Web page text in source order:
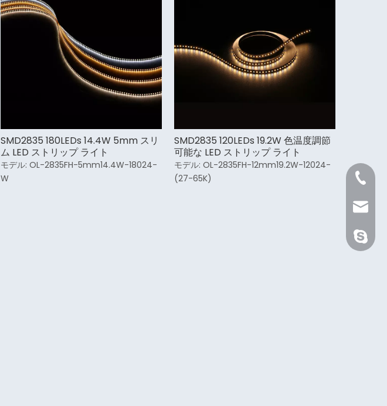
SMD2835 180LEDs 14.4W 5mm スリ
ム LED ストリップ ライト
モデル: OL-2835FH-5mm14.4W-18024-
W
SMD2835 120LEDs 19.2W 色温度調節
可能な LED ストリップ ライト
モデル: OL-2835FH-12mm19.2W-12024-
(27-65K)
+86 21